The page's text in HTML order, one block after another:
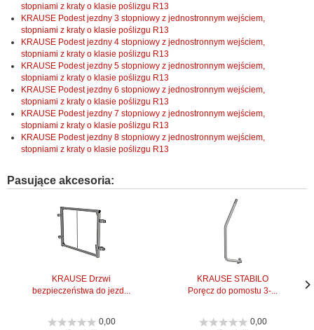
stopniami z kraty o klasie poślizgu R13
KRAUSE Podest jezdny 3 stopniowy z jednostronnym wejściem,
stopniami z kraty o klasie poślizgu R13
KRAUSE Podest jezdny 4 stopniowy z jednostronnym wejściem,
stopniami z kraty o klasie poślizgu R13
KRAUSE Podest jezdny 5 stopniowy z jednostronnym wejściem,
stopniami z kraty o klasie poślizgu R13
KRAUSE Podest jezdny 6 stopniowy z jednostronnym wejściem,
stopniami z kraty o klasie poślizgu R13
KRAUSE Podest jezdny 7 stopniowy z jednostronnym wejściem,
stopniami z kraty o klasie poślizgu R13
KRAUSE Podest jezdny 8 stopniowy z jednostronnym wejściem,
stopniami z kraty o klasie poślizgu R13
Pasujące akcesoria:
KRAUSE Drzwi
bezpieczeństwa do jezd...
0,00
KRAUSE STABILO
Poręcz do pomostu 3-...
0,00